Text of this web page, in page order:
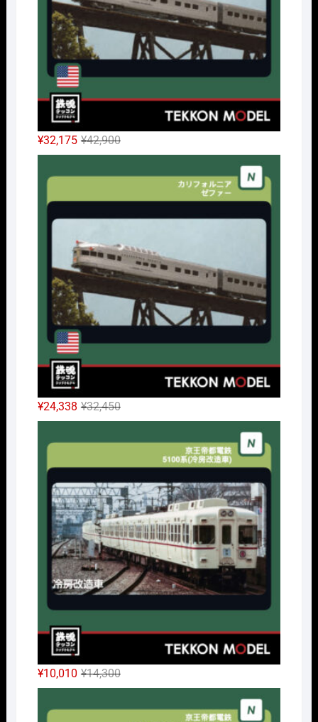
¥42,900元
の
価
で
し
た。
¥32,175
現
在
の
¥32,175
で
す。
¥32,450元
の
価
¥32,450
で
し
た。
¥24,338
現
在
の
は
¥24,338
で
す。
¥14,300元
の
価
¥10,010
現
在
の